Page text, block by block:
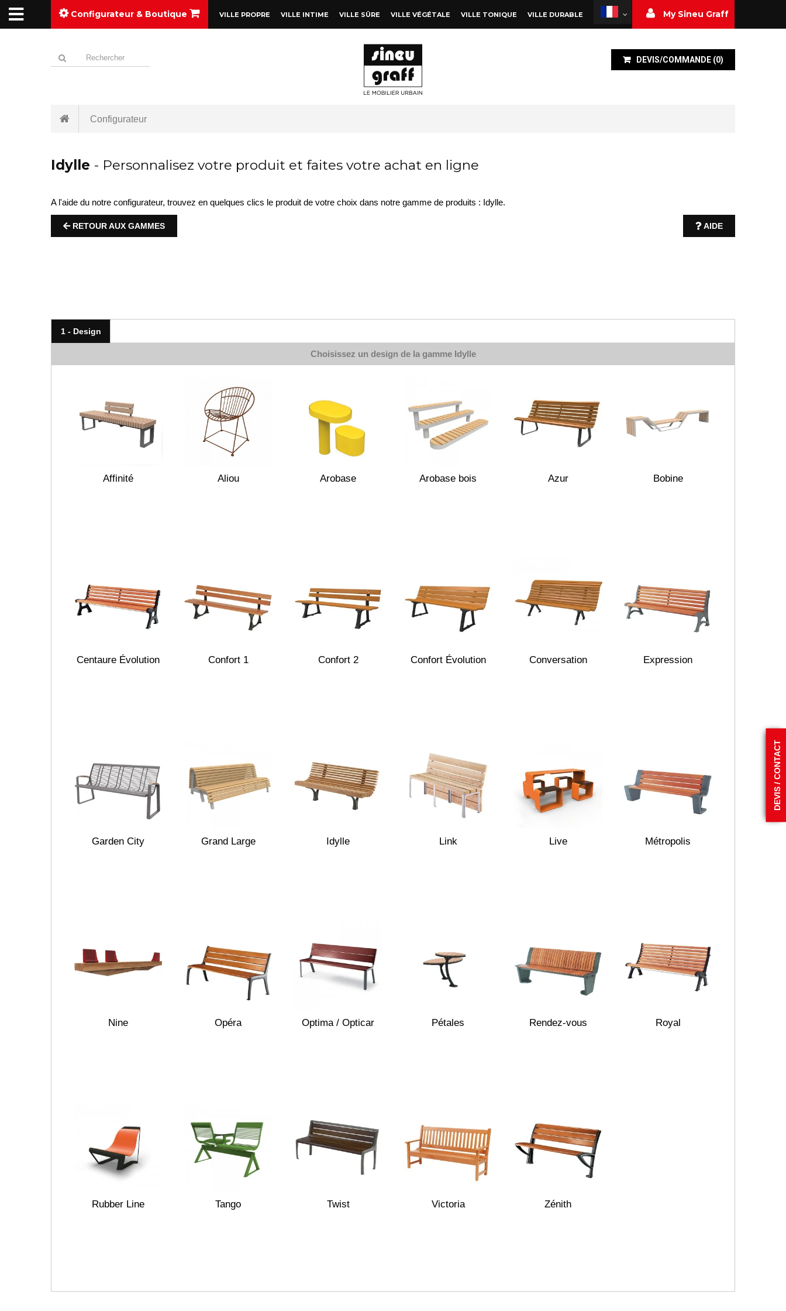
My Sineu Graff
Configurateur & Boutique VILLE PROPRE VILLE INTIME VILLE SÛRE VILLE VÉGÉTALE VILLE TONIQUE VILLE DURABLE
DEVIS/COMMANDE (0)
DEVIS / CONTACT
Configurateur
Idylle - Personnalisez votre produit et faites votre achat en ligne
A l'aide du notre configurateur, trouvez en quelques clics le produit de votre choix dans notre gamme de produits : Idylle.
RETOUR AUX GAMMES AIDE
1 - Design
Choisissez un design de la gamme Idylle
Affinité Aliou Arobase Arobase bois Azur Bobine
Centaure Évolution Confort 1 Confort 2 Confort Évolution Conversation Expression
Garden City Grand Large Idylle Link Live Métropolis
Nine Opéra Optima / Opticar Pétales Rendez-vous Royal
Rubber Line Tango Twist Victoria Zénith